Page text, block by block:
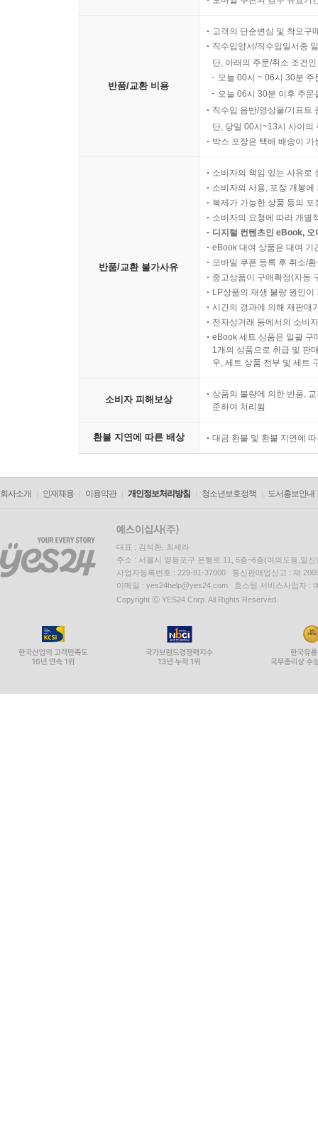
반품/교환 비용
고객의 단순변심 및 착오구
직수입양서/직수입일서중
단, 아래의 주문/취소 조건
오늘 00시 ~ 06시 30분
오늘 06시 30분 이후 주
직수입 음반/영상물/기프트
단, 당일 00시~13시 사이의
박스 포장은 택배 배송이
반품/교환 불가사유
소비자의 책임 있는 사유로
소비자의 사용, 포장 개봉
복제가 가능한 상품 등의
소비자의 요청에 따라 개별
디지털 컨텐츠인 eBook,
eBook 대여 상품은 대여 기
모바일 쿠폰 등록 후 취소/
중고상품이 구매확정(자동
LP상품의 재생 불량 원인
시간의 경과에 의해 재판매
전자상거래 등에서의 소비
eBook 세트 상품은 일괄 구
1개의 상품으로 취급 및 판
우, 세트 상품 전부 및 세트
소비자 피해보상
상품의 불량에 의한 반품,
준하여 처리됨
환불 지연에 따른 배상 대금 환불 및 환불 지연에
회사소개 인재채용 이용약관 개인정보처리방침 청소년보호정책 도서홍보안내
대표 : 김석환, 최세라
주소 : 서울시 영등포구 은행로 11, 5층~6층(여의도동,일신
사업자등록번호 : 229-81-37000 통신판매업신고 : 제
이메일 : yes24help@yes24.com 호스팅 서비스사업자 :
Copyright ⓒ YES24 Corp. All Rights Reserved.